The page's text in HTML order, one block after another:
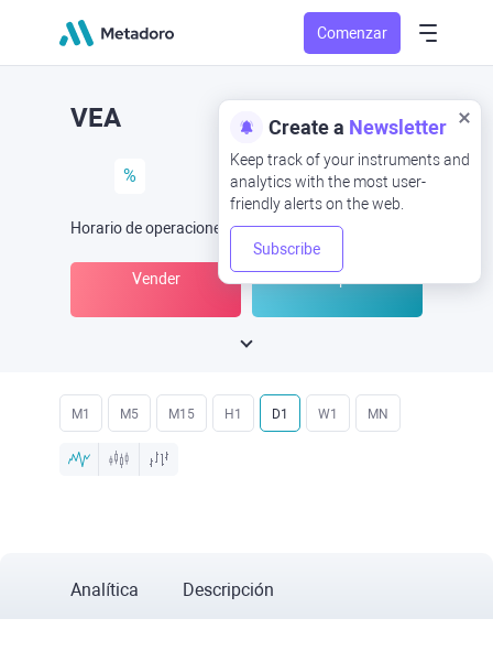
Comenzar
Create a Newsletter
Keep track of your instruments and
analytics with the most user-
friendly alerts on the web.
Subscribe
VEA
%
Horario de operaciones (UTC) -Abrir ahora
Vender
M1 M5 M15 H1 D1 W1 MN
Analítica Descripción